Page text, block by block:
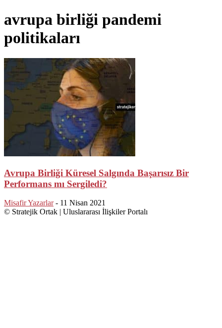
avrupa birliği pandemi
politikaları
Avrupa Birliği Küresel Salgında Başarısız Bir
Performans mı Sergiledi?
Misafir Yazarlar - 11 Nisan 2021
© Stratejik Ortak | Uluslararası İlişkiler Portalı